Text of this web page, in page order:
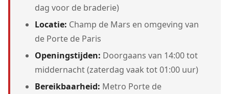
dag voor de braderie)
Locatie: Champ de Mars en omgeving van
de Porte de Paris
Openingstijden: Doorgaans van 14:00 tot
middernacht (zaterdag vaak tot 01:00 uur)
Bereikbaarheid: Metro Porte de